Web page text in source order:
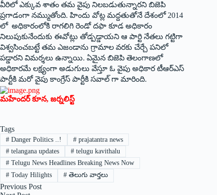
వీరిలో ఎక్కువ శాతం తమ వైపు నిలబడుతున్నారని బిజెపి
ప్రగాడంగా నమ్ముతోంది. హిందు వోట్ల మద్దతుతోనే దేశంలో 2014
లో అధికారంలోకి రాగలిగి రెండో దఫా కూడ అధికారం
నిలుపుకునేందుకు ఈవోట్లు తోడ్పడ్డాయని ఆ పార్టి నేతలు గట్టిగా
విశ్వసించబట్టే తమ ఎజండాను గ్రామాల వరకు చేర్చే పనిలో
పడ్డారని విమర్శలు ఉన్నాయి. ఏమైన బిజెపి తెలంగాణలో
అధికారమే లక్ష్యంగా అడుగులు వేస్తూ ఓ వైపు అధికార టీఆర్‌ఎస్‌
‌పార్టీకి మరో వైపు కాంగ్రేస్‌ ‌పార్టీకి సవాల్‌ ‌గా మారింది.
మహేందర్‌ ‌కూన, జర్నలిస్ట్
Tags
#Danger‌ Politics ..! #prajatantra news
#telangana updates #telugu kavithalu
#Telugu News Headlines Breaking News Now
#Today Hilights #తెలుగు వార్తలు
Previous Post